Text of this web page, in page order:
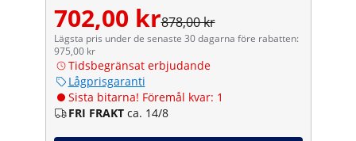
702,00 kr878,00 kr
Lägsta pris under de senaste 30 dagarna före rabatten:
975,00 kr
Tidsbegränsat erbjudande
Lågprisgaranti
Sista bitarna! Föremål kvar: 1
FRI FRAKT ca. 14/8